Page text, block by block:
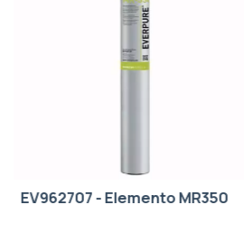
EV962707 - Elemento MR350